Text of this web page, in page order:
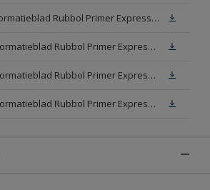
Technisch Informatieblad Rubbol Primer Express (PDF)
Veiligheidsinformatieblad Rubbol Primer Express White (MSDS)
Veiligheidsinformatieblad Rubbol Primer Express W05 (MSDS)
Veiligheidsinformatieblad Rubbol Primer Express N00 (MSDS)